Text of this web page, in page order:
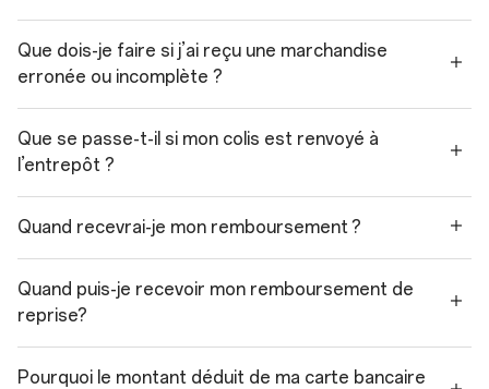
Que dois-je faire si j’ai reçu une marchandise
erronée ou incomplète ?
Que se passe-t-il si mon colis est renvoyé à
l’entrepôt ?
Quand recevrai-je mon remboursement ?
Quand puis-je recevoir mon remboursement de
reprise?
Pourquoi le montant déduit de ma carte bancaire